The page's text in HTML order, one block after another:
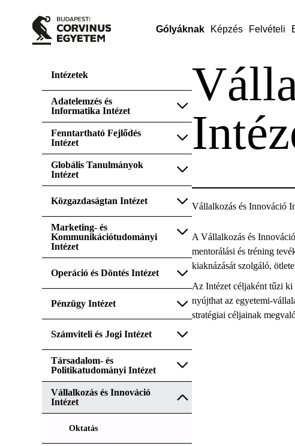
Gólyáknak Képzés Felvételi
Intézetek
Adatelemzés és
Informatika Intézet
Fenntartható Fejlődés
Intézet
Globális Tanulmányok
Intézet
Közgazdaságtan Intézet
Marketing- és
Kommunikációtudományi
Intézet
Operáció és Döntés Intézet
Pénzügy Intézet
Számviteli és Jogi Intézet
Társadalom- és
Politikatudományi Intézet
Vállalkozás és Innováció
Intézet
Oktatás
Vállalkozás és Innováció
A Vállalkozás és
mentorálási és tréning
kiaknázását szolgáló,
Az Intézet céljaként tűzi
nyújthat az egyetemi-
stratégiai céljainak